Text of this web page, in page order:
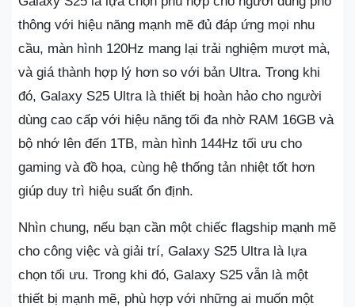
thông với hiệu năng mạnh mẽ đủ đáp ứng mọi nhu
cầu, màn hình 120Hz mang lại trải nghiệm mượt mà,
và giá thành hợp lý hơn so với bản Ultra. Trong khi
đó, Galaxy S25 Ultra là thiết bị hoàn hảo cho người
dùng cao cấp với hiệu năng tối đa nhờ RAM 16GB và
bộ nhớ lên đến 1TB, màn hình 144Hz tối ưu cho
gaming và đồ họa, cùng hệ thống tản nhiệt tốt hơn
giúp duy trì hiệu suất ổn định.
Nhìn chung, nếu bạn cần một chiếc flagship mạnh mẽ
cho công việc và giải trí, Galaxy S25 Ultra là lựa
chọn tối ưu. Trong khi đó, Galaxy S25 vẫn là một
thiết bị mạnh mẽ, phù hợp với những ai muốn một